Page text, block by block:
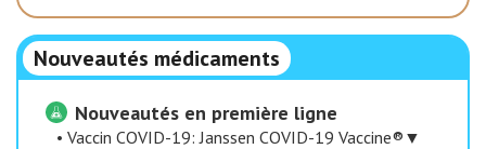
Nouveautés médicaments
Nouveautés en première ligne
• Vaccin COVID-19: Janssen COVID-19 Vaccine®▼